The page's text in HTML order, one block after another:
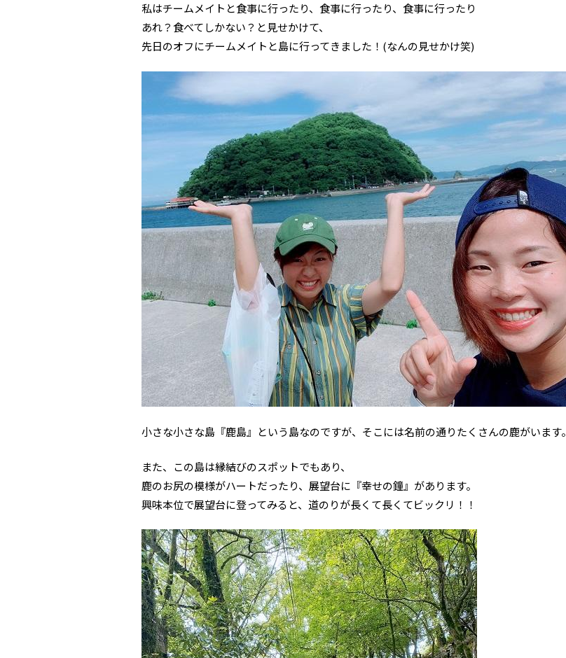
私はチームメイトと食事に行ったり、食事に行ったり、食事に行ったり
あれ？食べてしかない？と見せかけて、
先日のオフにチームメイトと島に行ってきました！(なんの見せかけ笑)
小さな小さな島『鹿島』という島なのですが、そこには名前の通りたくさんの鹿がいます。
また、この島は縁結びのスポットでもあり、
鹿のお尻の模様がハートだったり、展望台に『幸せの鐘』があります。
興味本位で展望台に登ってみると、道のりが長くて長くてビックリ！！